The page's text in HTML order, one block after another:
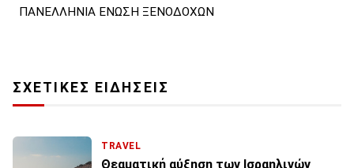
ΠΑΝΕΛΛΗΝΙΑ ΕΝΩΣΗ ΞΕΝΟΔΟΧΩΝ
ΣΧΕΤΙΚΕΣ ΕΙΔΗΣΕΙΣ
TRAVEL
Θεαματική αύξηση των Ισραηλινών